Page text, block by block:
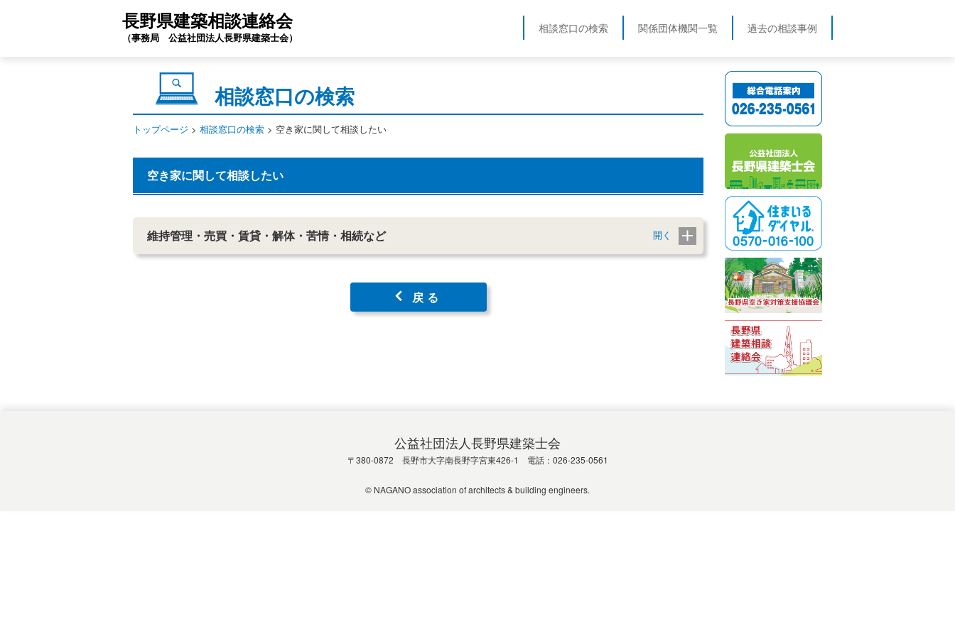
長野県建築相談連絡会
（事務局 公益社団法人長野県建築士会）
相談窓口の検索 関係団体機関一覧 過去の相談事例
相談窓口の検索
トップページ > 相談窓口の検索 > 空き家に関して相談したい
空き家に関して相談したい
維持管理・売買・賃貸・解体・苦情・相続など
戻る
公益社団法人長野県建築士会
〒380-0872 長野市大字南長野字宮東426-1 電話：026-235-0561
© NAGANO association of architects & building engineers.